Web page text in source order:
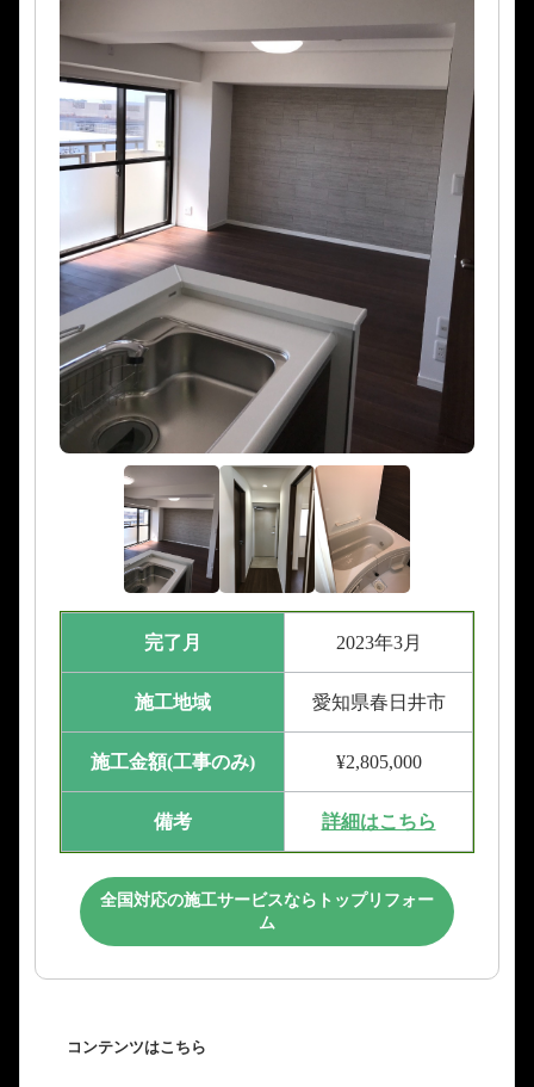
完了月 2023年3月
施工地域 愛知県春日井市
施工金額(工事のみ) ¥2,805,000
備考 詳細はこちら
全国対応の施工サービスならトップリフォー
ム
コンテンツはこちら